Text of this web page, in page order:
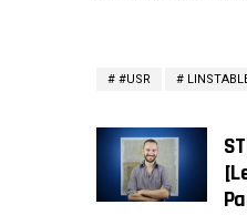
#USR